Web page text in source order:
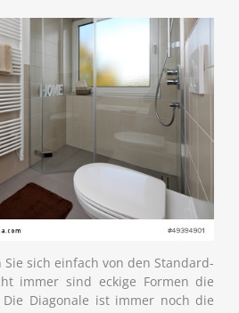
Sie sich einfach von den Standard-
immer sind eckige Formen die
Die Diagonale ist immer noch die